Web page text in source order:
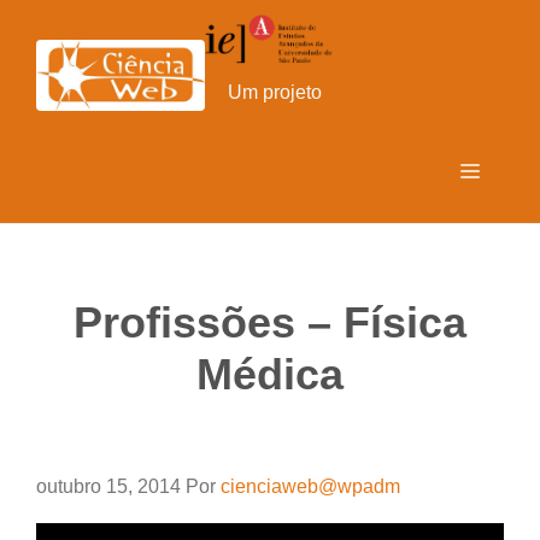
para
conteúdo
Um projeto
Menu
Profissões – Física
Médica
outubro 15, 2014 Por cienciaweb@wpadm